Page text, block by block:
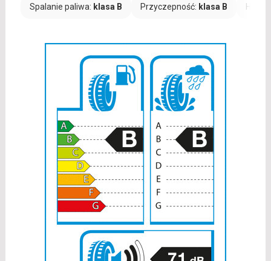
Spalanie paliwa: klasa B Przyczepność: klasa B Hałas: